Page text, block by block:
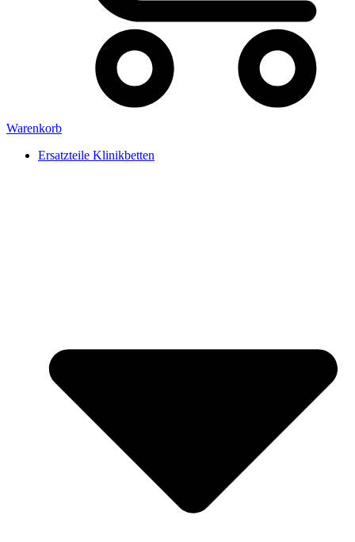
Warenkorb
Ersatzteile Klinikbetten